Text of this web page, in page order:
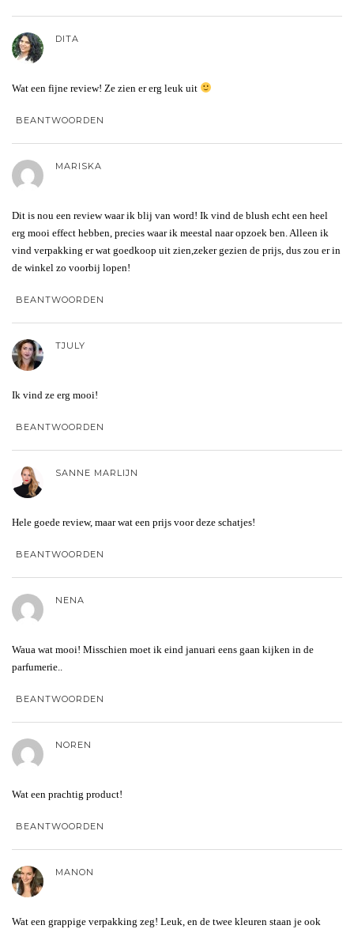
DITA
Wat een fijne review! Ze zien er erg leuk uit
BEANTWOORDEN
MARISKA
Dit is nou een review waar ik blij van word! Ik vind de blush echt een heel
erg mooi effect hebben, precies waar ik meestal naar opzoek ben. Alleen ik
vind verpakking er wat goedkoop uit zien,zeker gezien de prijs, dus zou er in
de winkel zo voorbij lopen!
BEANTWOORDEN
TJULY
Ik vind ze erg mooi!
BEANTWOORDEN
SANNE MARLIJN
Hele goede review, maar wat een prijs voor deze schatjes!
BEANTWOORDEN
NENA
Waua wat mooi! Misschien moet ik eind januari eens gaan kijken in de
parfumerie..
BEANTWOORDEN
NOREN
Wat een prachtig product!
BEANTWOORDEN
MANON
Wat een grappige verpakking zeg! Leuk, en de twee kleuren staan je ook